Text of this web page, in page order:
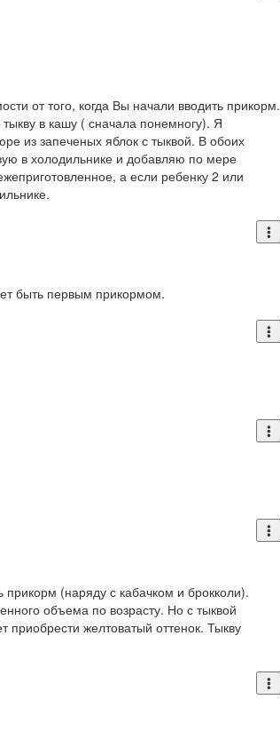
от того, когда Вы начали вводить прикорм.
в кашу ( сначала понемногу). Я
из запеченых яблок с тыквой. В обоих
в холодильнике и добавляю по мере
а если ребенку 2 или
быть первым прикормом.
(наряду с кабачком и брокколи).
объема по возрасту. Но с тыквой
приобрести желтоватый оттенок. Тыкву